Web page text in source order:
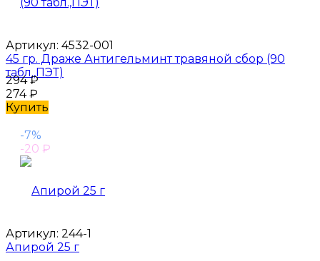
Артикул: 4532-001
45 гр. Драже Антигельминт травяной сбор (90
табл.,ПЭТ)
294₽
274₽
Купить
-7%
-20 ₽
Артикул: 244-1
Апирой 25 г